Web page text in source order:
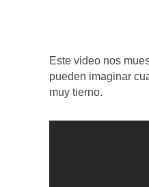
Este video nos
pueden imaginar
muy tierno.